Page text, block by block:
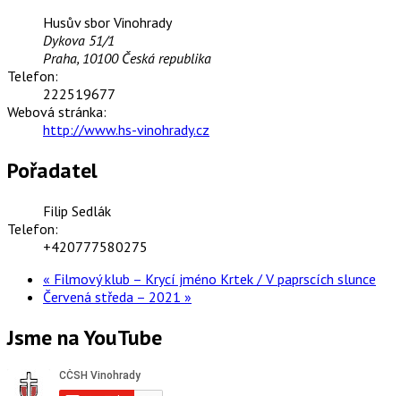
Husův sbor Vinohrady
Dykova 51/1
Praha, 10100 Česká republika
Telefon:
222519677
Webová stránka:
http://www.hs-vinohrady.cz
Pořadatel
Filip Sedlák
Telefon:
+420777580275
« Filmový klub – Krycí jméno Krtek / V paprscích slunce
Červená středa – 2021 »
Jsme na YouTube